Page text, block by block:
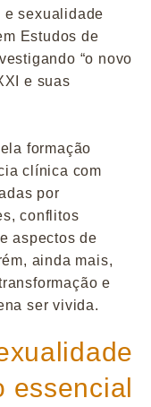
e sexualidade
Estudos de
“o novo
e suas
formação
clínica com
por
conflitos
aspectos de
ainda mais,
e
ser vivida.
essencial